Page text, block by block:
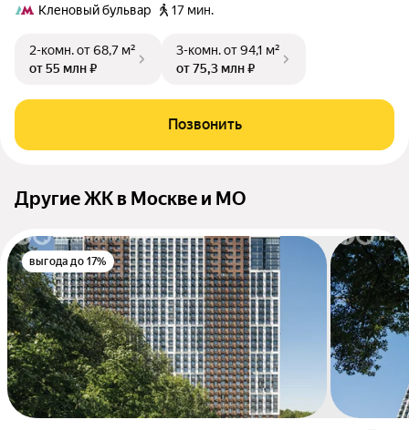
Кленовый бульвар
17 мин.
2-комн.от 68,7 м²
от 55 млн ₽
3-комн.от 94,1 м²
от 75,3 млн ₽
Позвонить
Другие ЖК в Москве и МО
выгода до 17%